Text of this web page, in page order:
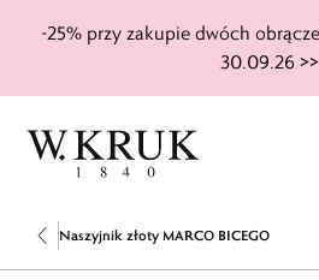
-25% przy zakupie dwóch
30.09.26 >>
Naszyjnik złoty MARCO BICEGO